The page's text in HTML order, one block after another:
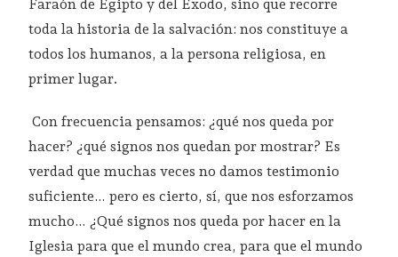
Faraón de Egipto y del Éxodo, sino que recorre
toda la historia de la salvación: nos constituye a
todos los humanos, a la persona religiosa, en
primer lugar.
Con frecuencia pensamos: ¿qué nos queda por
hacer? ¿qué signos nos quedan por mostrar? Es
verdad que muchas veces no damos testimonio
suficiente… pero es cierto, sí, que nos esforzamos
mucho… ¿Qué signos nos queda por hacer en la
Iglesia para que el mundo crea, para que el mundo